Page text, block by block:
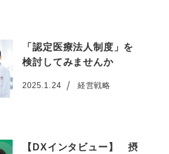
「認定医療法人制度」を
検討してみませんか
投稿日
2025.1.24 経営戦略
【DXインタビュー】 摂